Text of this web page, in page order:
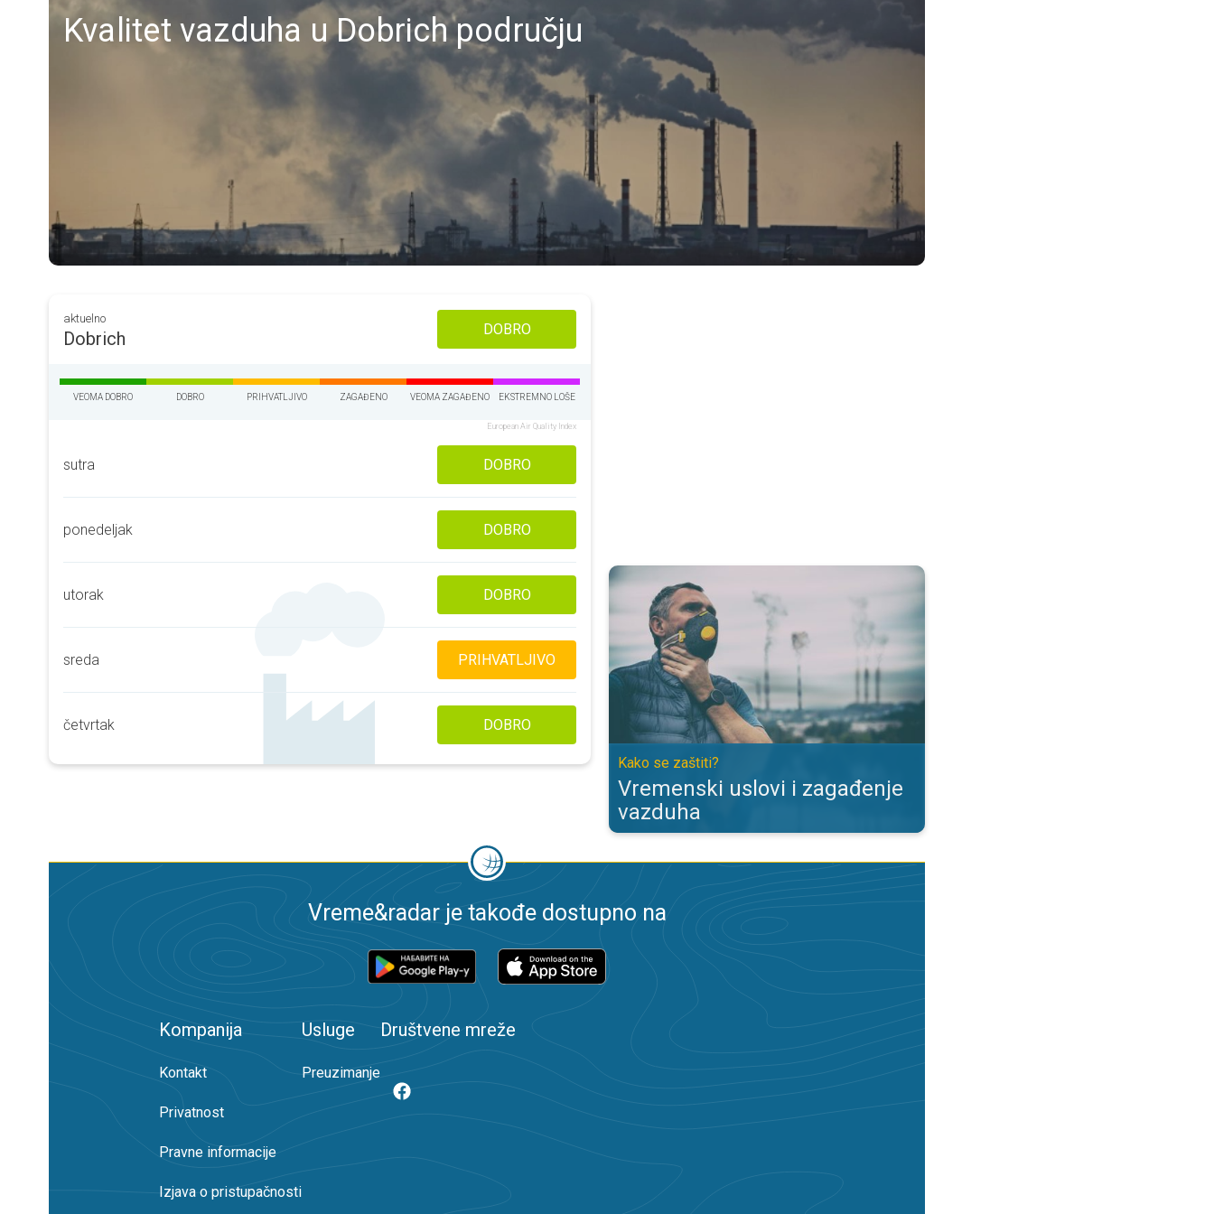
Kvalitet vazduha u Dobrich području
aktuelno
Dobrich DOBRO
VEOMA DOBRO DOBRO PRIHVATLJIVO ZAGAĐENO VEOMA ZAGAĐENO EKSTREMNO LOŠE
European Air Quality Index
sutra DOBRO
ponedeljak DOBRO
utorak DOBRO
sreda PRIHVATLJIVO
četvrtak DOBRO
Vremenski uslovi i zagađenje vazduha. Kako se zaštiti?. . .
Kako se zaštiti?
Vremenski uslovi i zagađenje
vazduha
Vreme&radar je takođe dostupno na
Kompanija
Kontakt
Privatnost
Pravne informacije
Izjava o pristupačnosti
Usluge
Preuzimanje
Društvene mreže